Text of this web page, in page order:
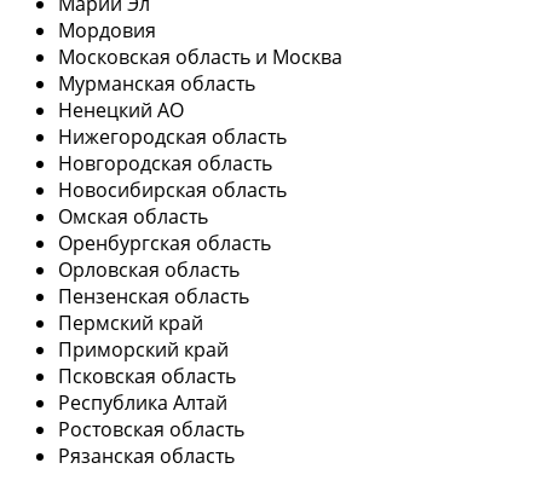
Мордовия
Московская область и Москва
Мурманская область
Ненецкий АО
Нижегородская область
Новгородская область
Новосибирская область
Омская область
Оренбургская область
Орловская область
Пензенская область
Пермский край
Приморский край
Псковская область
Республика Алтай
Ростовская область
Рязанская область